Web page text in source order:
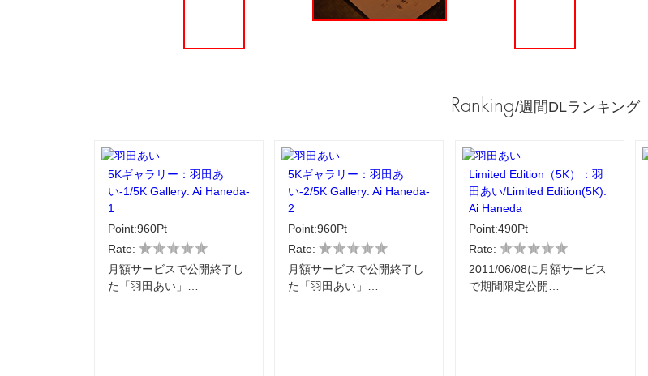
Ranking/週間DLランキング
5Kギャラリー：羽田あ
い-1/5K Gallery: Ai Haneda-
1
Point:960Pt
Rate:
月額サービスで公開終了し
た「羽田あい」…
5Kギャラリー：羽田あ
い-2/5K Gallery: Ai Haneda-
2
Point:960Pt
Rate:
月額サービスで公開終了し
た「羽田あい」…
Limited Edition（5K）：羽
田あい/Limited Edition(5K):
Ai Haneda
Point:490Pt
Rate:
2011/06/08に月額サービス
で期間限定公開…